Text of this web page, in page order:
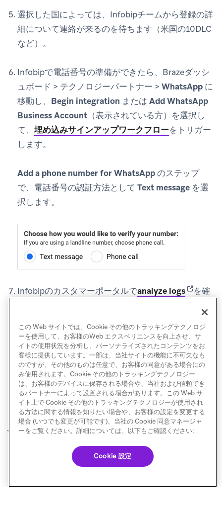
選択した国によっては、Infobipチームから登録の詳
細について連絡が来るのを待ちます（米国の10DLC
など）。
Infobipで電話番号の準備ができたら、Brazeダッシ
ュボード > テクノロジーパートナー > WhatsApp に
移動し、 Begin integration または Add WhatsApp
Business Account （表示されている方）を選択し
て、 埋め込みサインアップワークフローをトリガー
します。
Add a phone number for WhatsAppのステップ
で、電話番号の認証方法として Text message を選
択します。
Infobipのカスタマーポータルでanalyze logs(opens
を確
定を完了します。
前へ WhatsApp電話番号 次へ 電話番号の移行
© Braze. All Rights Reserved Privacy Policy
この Web サイトでは、Cookie その他のトラッキングテクノロジ
ーを使用して、お客様のWeb エクスペリエンスを向上させ、サ
イトの使用状況を分析し、パーソナライズされたコンテンツをお
客様に提供しています。一部は、当社サイトの機能に不可欠なも
のですが、その他のものは任意で、お客様の同意がある場合にの
み使用されます。Cookie その他のトラッキングテクノロジー
は、お客様のデバイスに保存される場合や、当社および信頼でき
るパートナーによって設置される場合があります。この Web サ
イト上で Cookie その他のトラッキングテクノロジーが使用され
る方法に関する情報を知りたい場合や、お客様の設定を変更する
場合 (いつでも変更が可能です)、当社の Cookie 同意マネージャ
ーをご覧ください。詳細については、以下もご確認ください:
Cookie 設定